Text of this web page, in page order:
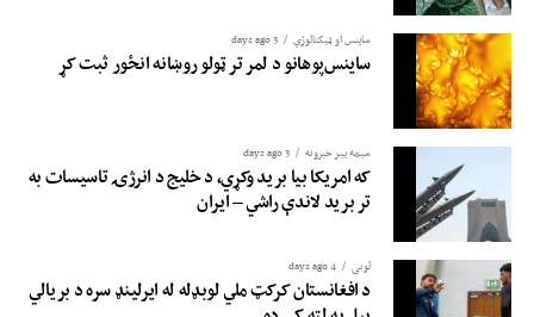
ساینس او ​​ټیکنالوژي 3 days ago
ساینس‌پوهانو د لمر تر ټولو روښانه انځور ثبت کړ
سیمه ییز خبرونه 3 days ago
که امریکا بیا برید وکړي، د خلیج د انرژۍ تاسیسات به
تر برید لاندې راشي – ایران
لوبی 4 days ago
د افغانستان کرکټ ملي لوبډله له ایرلینډ سره د بریالي